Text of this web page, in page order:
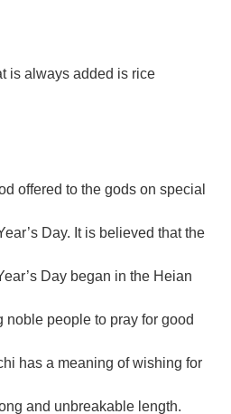
is always added is rice
offered to the gods on special
Day. It is believed that the
Day began in the Heian
noble people to pray for good
has a meaning of wishing for
and unbreakable length.